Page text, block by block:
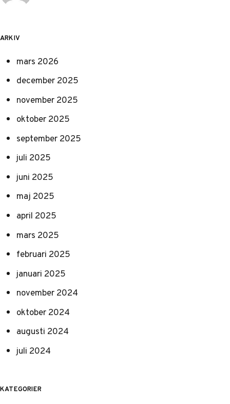
ARKIV
mars 2026
december 2025
november 2025
oktober 2025
september 2025
juli 2025
juni 2025
maj 2025
april 2025
mars 2025
februari 2025
januari 2025
november 2024
oktober 2024
augusti 2024
juli 2024
KATEGORIER